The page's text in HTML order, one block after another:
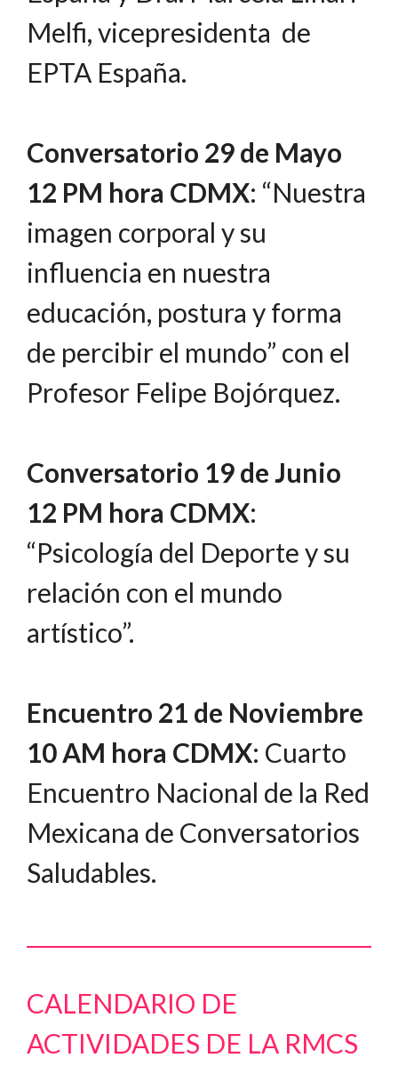
Melfi, vicepresidenta de
EPTA España.
Conversatorio 29 de Mayo
12 PM hora CDMX: “Nuestra
imagen corporal y su
influencia en nuestra
educación, postura y forma
de percibir el mundo” con el
Profesor Felipe Bojórquez.
Conversatorio 19 de Junio
12 PM hora CDMX:
“Psicología del Deporte y su
relación con el mundo
artístico”.
Encuentro 21 de Noviembre
10 AM hora CDMX: Cuarto
Encuentro Nacional de la Red
Mexicana de Conversatorios
Saludables.
CALENDARIO DE
ACTIVIDADES DE LA RMCS